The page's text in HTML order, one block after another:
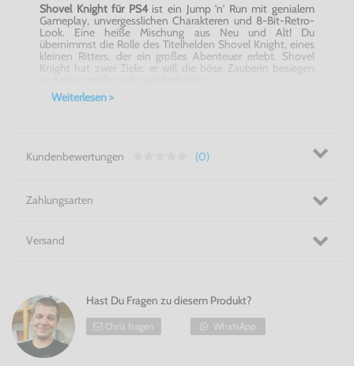
Shovel Knight für PS4 ist ein Jump 'n' Run mit genialem
Gameplay, unvergesslichen Charakteren und 8-Bit-Retro-
Look. Eine heiße Mischung aus Neu und Alt! Du
übernimmst die Rolle des Titelhelden Shovel Knight, eines
kleinen Ritters, der ein großes Abenteuer erlebt. Shovel
Knight hat zwei Ziele: er will die böse Zauberin besiegen
Doch zwischen Shovel Knight und seiner Liebsten steht
eine Horde böser Ritter. Dieser Orden ohne Gnade soll
Endgegnern, Humor und Leichtigkeit und große, echte
Gefühlen magst … dann ist
Shovel Knight für PS4
Spielspaß im Retro-Styl! - Shovel Knight für PS4
Weiterlesen >
Kundenbewertungen (0)
Zahlungsarten
Versand
Hast Du Fragen zu diesem Produkt?
Chris fragen WhatsApp